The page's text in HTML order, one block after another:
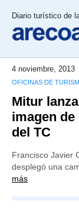
Diario turístico de
4 noviembre, 2013
OFICINAS DE
Mitur
imagen
del TC
Francisco Javier
desplegó una
más